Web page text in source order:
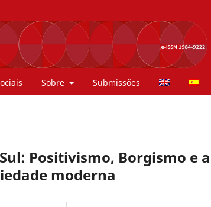
Sobre Submissões
Positivismo, Borgismo e a
moderna